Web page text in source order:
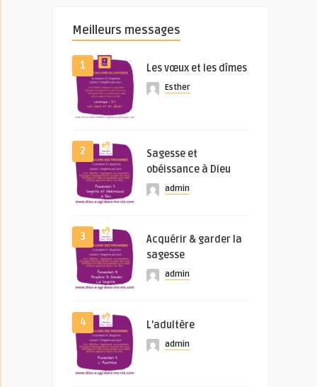
Meilleurs messages
1 Les vœux et les dîmes
Esther
2
Sagesse et
obéissance à Dieu
admin
3
Acquérir & garder la
sagesse
admin
4 L’adultère
admin